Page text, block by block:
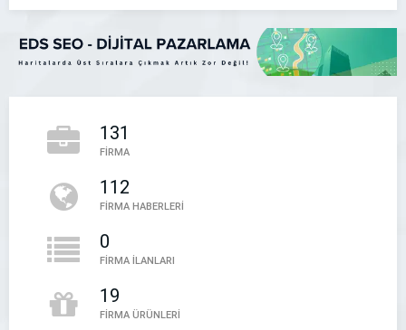
Çankaya Kiralık Kepçe – Saatlik Kepçe
05394497888
131
FİRMA
112
FİRMA HABERLERİ
0
FİRMA İLANLARI
19
FİRMA ÜRÜNLERİ